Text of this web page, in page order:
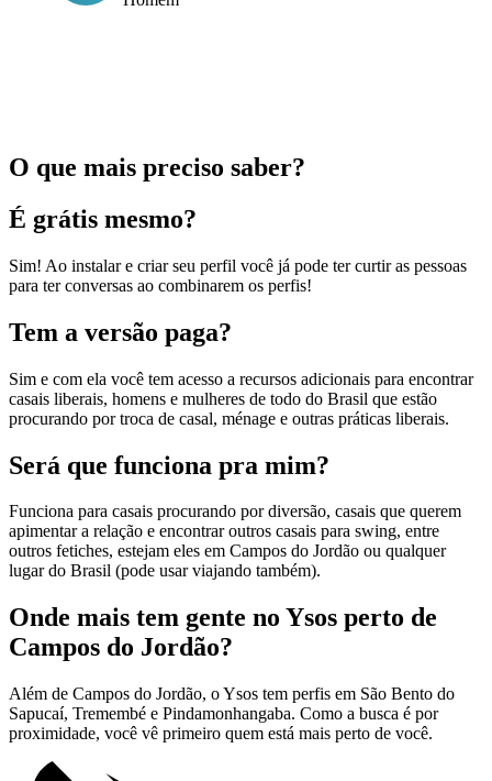
O que mais preciso saber?
É grátis mesmo?
Sim! Ao instalar e criar seu perfil você já pode ter curtir as pessoas
para ter conversas ao combinarem os perfis!
Tem a versão paga?
Sim e com ela você tem acesso a recursos adicionais para encontrar
casais liberais, homens e mulheres de todo do Brasil que estão
procurando por troca de casal, ménage e outras práticas liberais.
Será que funciona pra mim?
Funciona para casais procurando por diversão, casais que querem
apimentar a relação e encontrar outros casais para swing, entre
outros fetiches, estejam eles em Campos do Jordão ou qualquer
lugar do Brasil (pode usar viajando também).
Onde mais tem gente no Ysos perto de
Campos do Jordão?
Além de Campos do Jordão, o Ysos tem perfis em São Bento do
Sapucaí, Tremembé e Pindamonhangaba. Como a busca é por
proximidade, você vê primeiro quem está mais perto de você.